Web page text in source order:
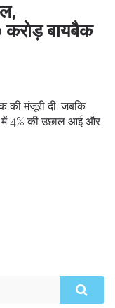
बायबैक
की मंजूरी दी, जबकि
में 4% की उछाल आई और